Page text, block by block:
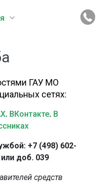
ГАУ МО
сетях:
. ВКонтакте. В
+7 (498) 602-
доб. 039
средств